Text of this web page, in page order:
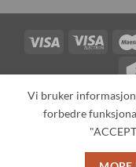
Visa
Visa
Copyright 2026 ©Neo
Vi bruker
forbedre